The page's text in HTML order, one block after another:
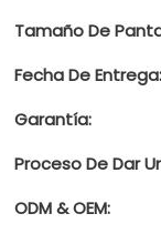
Tamaño De
Fecha De Entrega:
Garantía:
Proceso De Dar
ODM & OEM: